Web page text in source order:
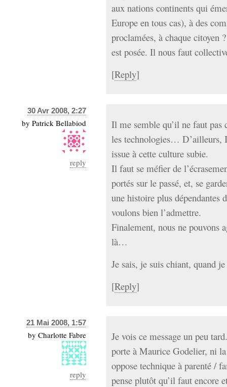
aux nations continents qui
Europe en tous cas), à des
proclamées, à chaque
est posée. Il nous faut
[Reply]
30 Avr 2008, 2:27
by Patrick Bellabiod
reply
Il me semble qu’il ne faut pas
les technologies… D’ailleurs,
issue à cette culture subie.
Il faut se méfier de
portés sur le passé, et, se
une histoire plus dépendantes
voulons bien l’admettre.
Finalement, nous ne pouvons
là…
Je sais, je suis chiant, quand
[Reply]
21 Mai 2008, 1:57
by Charlotte Fabre
reply
Je vois ce message un peu
porte à Maurice Godelier, ni
oppose technique à parenté /
pense plutôt qu’il faut encore